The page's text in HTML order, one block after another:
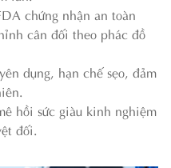
chứng nhận an toàn
cân đối theo phác đồ
dụng, hạn chế sẹo, đảm
hồi sức giàu kinh nghiệm
đối.